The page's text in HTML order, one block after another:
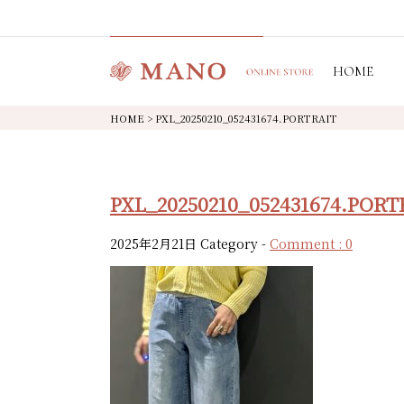
HOME
HOME > PXL_20250210_052431674.PORTRAIT
2025年2月21日 Category - Comment : 0